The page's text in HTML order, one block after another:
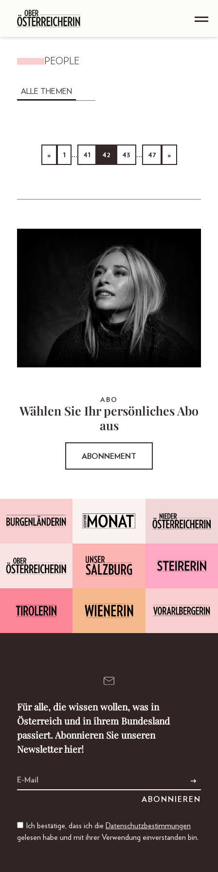
PEOPLE
ALLE THEMEN
« 1 … 41 42 43 … 47 »
ABO
Wählen Sie Ihr persönliches Abo
aus
ABONNEMENT
Für alle, die wissen wollen, was in
Österreich und in ihrem Bundesland
passiert. Abonnieren Sie unseren
Newsletter hier!
Ich bestätige, dass ich die Datenschutzbestimmungen
gelesen habe und mit ihrer Verwendung einverstanden bin.